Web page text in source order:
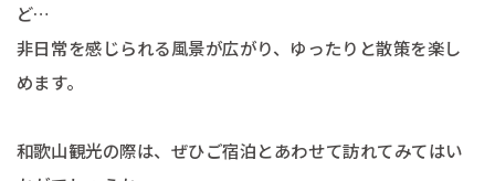
ど…
非日常を感じられる風景が広がり、ゆったりと散策を楽し
めます。
和歌山観光の際は、ぜひご宿泊とあわせて訪れてみてはい